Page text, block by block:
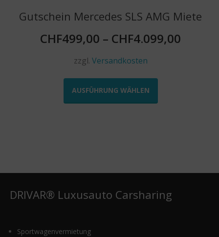
Gutschein Mercedes SLS AMG Miete
CHF499,00 – CHF4.099,00
zzgl. Versandkosten
AUSFÜHRUNG WÄHLEN
Dieses
der
Produktseite
DRIVAR® Luxusauto Carsharing
Sportwagenvermietung